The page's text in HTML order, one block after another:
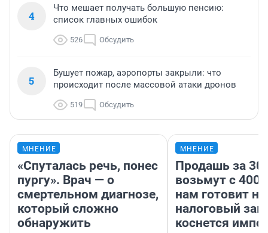
4
Что мешает получать большую пенсию:
список главных ошибок
526 Обсудить
5
Бушует пожар, аэропорты закрыли: что
происходит после массовой атаки дронов
519 Обсудить
МНЕНИЕ
«Спуталась речь, понес
пургу». Врач — о
смертельном диагнозе,
который сложно
обнаружить
МНЕНИЕ
Продашь за
возьмут с
нам готовит
налоговый
коснется